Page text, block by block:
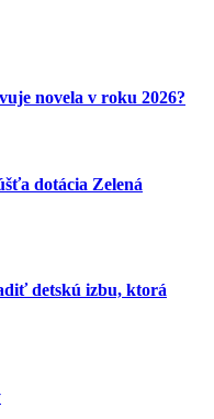
novela v roku 2026?
dotácia Zelená
detskú izbu, ktorá